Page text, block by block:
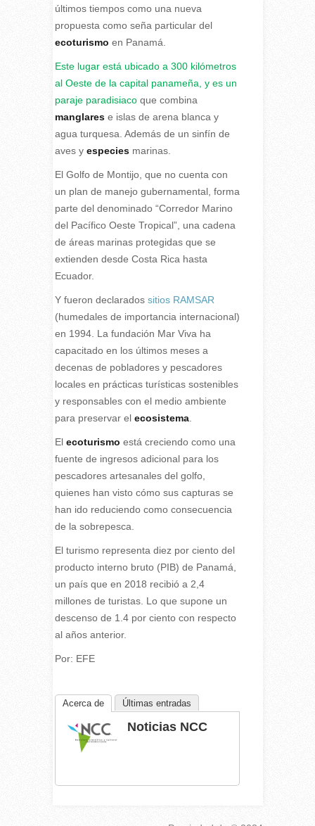
últimos tiempos como una nueva
propuesta como seña particular del
ecoturismo en Panamá.
Este lugar está ubicado a 300 kilómetros
al Oeste de la capital panameña, y es un
paraje paradisiacoque combina
manglarese islas de arena blanca y
agua turquesa. Además de un sinfín de
aves y especiesmarinas.
El Golfo de Montijo, que no cuenta con
un plan de manejo gubernamental, forma
parte del denominado “Corredor Marino
del Pacífico Oeste Tropical”, una cadena
de áreas marinas protegidas que se
extienden desde Costa Rica hasta
Ecuador.
Y fueron declarados sitios RAMSAR
(humedales de importancia internacional)
en 1994. La fundación Mar Viva ha
capacitado en los últimos meses a
decenas de pobladores y pescadores
locales en prácticas turísticas sostenibles
y responsables con el medio ambiente
para preservar el ecosistema.
El ecoturismo está creciendo como una
fuente de ingresos adicional para los
pescadores artesanales del golfo,
quienes han visto cómo sus capturas se
han ido reduciendo como consecuencia
de la sobrepesca.
El turismo representa diez por ciento del
producto interno bruto (PIB) de Panamá,
un país que en 2018 recibió a 2,4
millones de turistas. Lo que supone un
descenso de 1.4 por ciento con respecto
al años anterior.
Por: EFE
Acerca de Últimas entradas
Noticias NCC